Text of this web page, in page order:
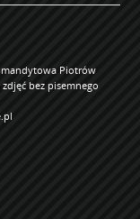
Piotrów
bez pisemnego